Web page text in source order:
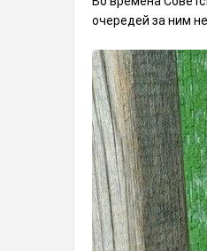
очередей за ним